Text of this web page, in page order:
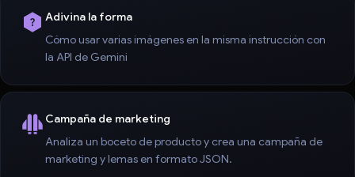
Adivina la forma
Cómo usar varias imágenes en la misma instrucción con
la API de Gemini
Campaña de marketing
Analiza un boceto de producto y crea una campaña de
marketing y lemas en formato JSON.